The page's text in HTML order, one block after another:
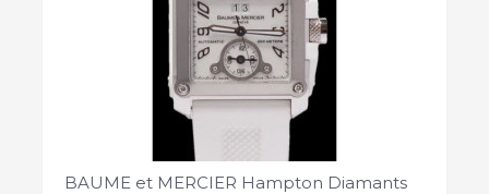
BAUME et MERCIER Hampton Diamants